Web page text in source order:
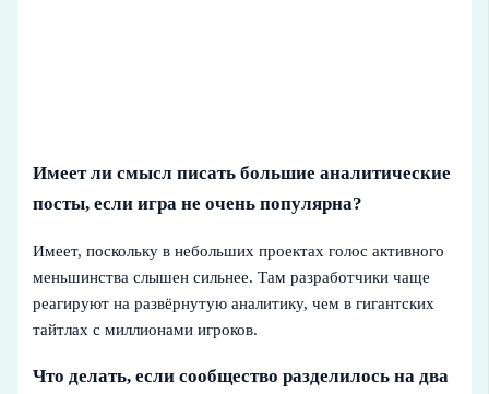
Имеет ли смысл писать большие аналитические
посты, если игра не очень популярна?
Имеет, поскольку в небольших проектах голос активного
меньшинства слышен сильнее. Там разработчики чаще
реагируют на развёрнутую аналитику, чем в гигантских
тайтлах с миллионами игроков.
Что делать, если сообщество разделилось на два